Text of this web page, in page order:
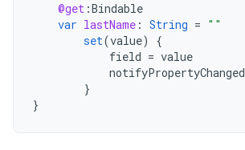
@get :Bindable
var lastName : String = ""
set(value)
{
field = value
notifyPropertyChanged
}
}